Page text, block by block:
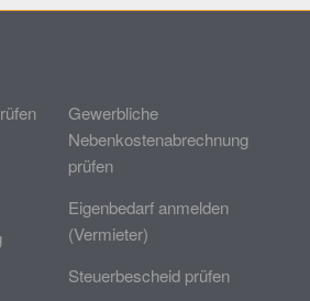
Gewerbliche
Nebenkostenabrechnung
prüfen
Eigenbedarf anmelden
(Vermieter)
Steuerbescheid prüfen